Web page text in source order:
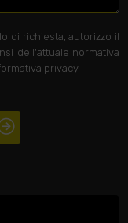
di richiesta, autorizzo il
dell'attuale normativa
privacy.